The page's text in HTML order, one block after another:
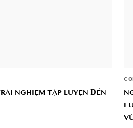
NGHIỆM TẬP LUYỆN ĐẾN